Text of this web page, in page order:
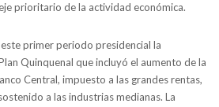
prioritario de la actividad económica.
primer periodo presidencial la
Quinquenal que incluyó el aumento de la
Central, impuesto a las grandes rentas,
a las industrias medianas. La